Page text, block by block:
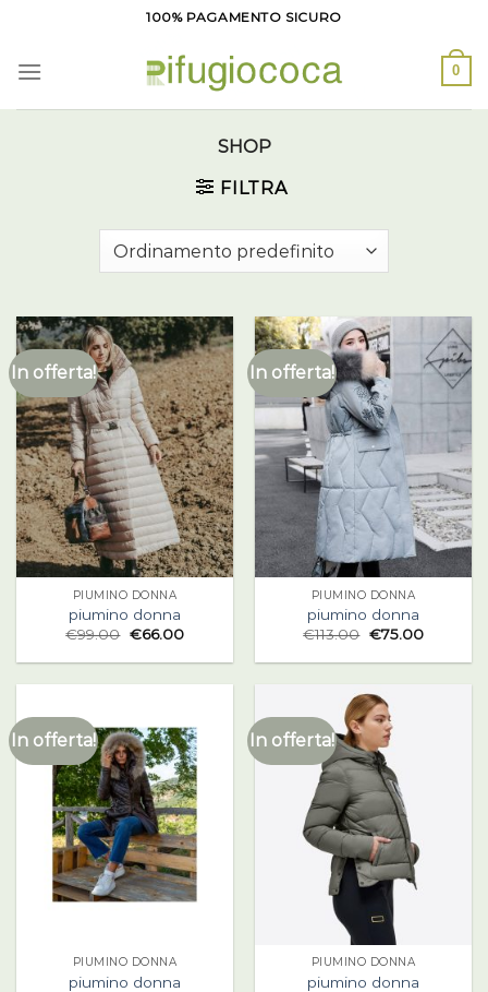
contenuti
100% PAGAMENTO SICURO
0
SHOP
FILTRA
In offerta!
PIUMINO DONNA
piumino donna
€99.00 €66.00
In offerta!
PIUMINO DONNA
piumino donna
€113.00 €75.00
In offerta!
PIUMINO DONNA
piumino donna
In offerta!
PIUMINO DONNA
piumino donna